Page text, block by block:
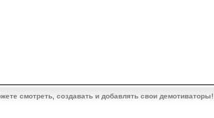
смотреть, создавать и добавлять свои демотиваторы!